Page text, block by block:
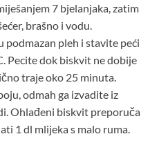
7 bjelanjaka, zatim
brašno i vodu.
pleh i stavite peći
Pecite dok biskvit ne dobije
traje oko 25 minuta.
odmah ga izvadite iz
Ohlađeni biskvit preporuča
1 dl mlijeka s malo ruma.